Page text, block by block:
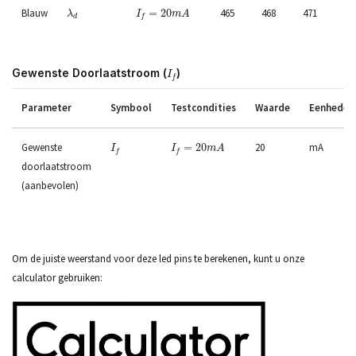
Blauw λd
λ I f = 20mA
If mA 465 468 471
Gewenste Doorlaatstroom (I f
If )
Parameter Symbool Testcondities Waarde Eenheden
Gewenste
doorlaatstroom
(aanbevolen)
I f
If I f = 20mA
If mA 20 mA
Om de juiste weerstand voor deze led pins te berekenen, kunt u onze
calculator gebruiken: